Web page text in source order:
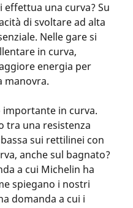
effettua una curva? Su
di svoltare ad alta
Nelle gare si
in curva,
energia per
manovra.
importante in curva.
tra una resistenza
sui rettilinei con
anche sul bagnato?
a cui Michelin ha
spiegano i nostri
domanda a cui i